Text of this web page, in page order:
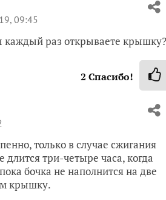
09:45
каждый раз открываете крышку?
2 Спасибо!
только в случае сжигания
три-четыре часа, когда
бочка не наполнится на две
крышку.